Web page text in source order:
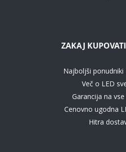
ZAKAJ
Najboljši ponudniki
Več o LED
Garancija na
Cenovno ugodna
Hitra